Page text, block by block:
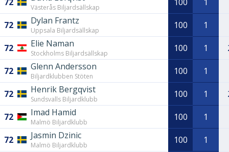
72 Västerås Biljardsällskap 100 1
72 Dylan Frantz
Uppsala Biljardsällskap 100 1
72 Elie Naman
Stockholms Biljardsällskap 100 1
72 Glenn Andersson
Biljardklubben Stöten 100 1
72 Henrik Bergqvist
Sundsvalls Biljardklubb 100 1
72 Imad Hamid
Malmö Biljardklubb 100 1
72 Jasmin Dzinic
Malmö Biljardklubb 100 1